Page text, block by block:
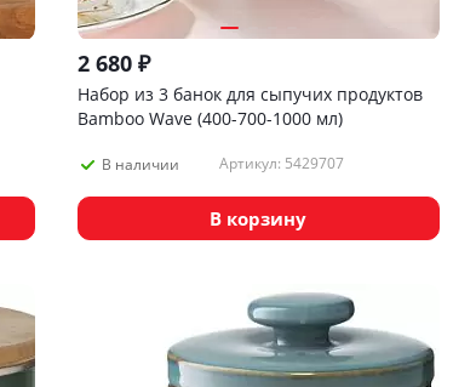
2 680₽
Набор из 3 банок для сыпучих продуктов
Bamboo Wave (400-700-1000 мл)
В наличии Артикул: 5429707
В корзину